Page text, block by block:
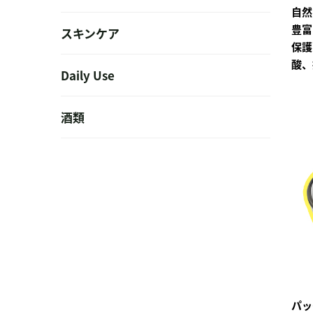
スキンケア
Daily Use
酒類
自
豊
保
酸
パ